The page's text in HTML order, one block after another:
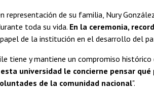
representación de su familia, Nury
toda su vida. En la ceremonia,
de la institución en el desarrollo del
tiene y mantiene un compromiso
universidad le concierne pensar
de la comunidad nacional".